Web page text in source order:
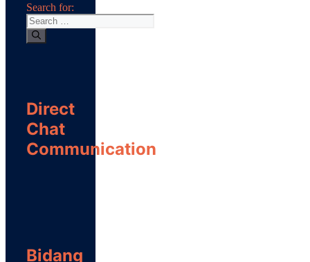
Search for:
Direct
Chat
Communication
Bidang